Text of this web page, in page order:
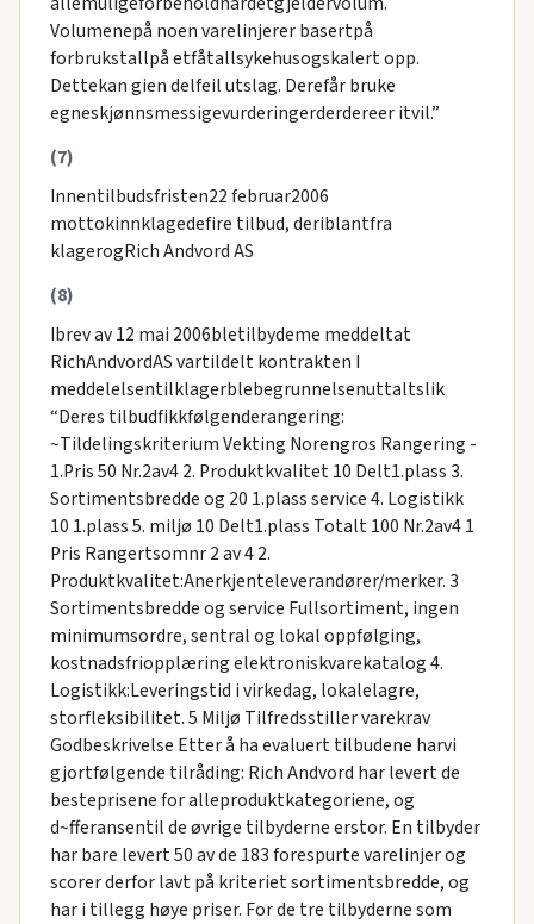
Volumenepå noen varelinjerer basertpå
forbrukstallpå etfåtallsykehusogskalert opp.
Dettekan gien delfeil utslag. Derefår bruke
egneskjønnsmessigevurderingerderdereer itvil.”
(7)
Innentilbudsfristen22 februar2006
mottokinnklagedefire tilbud, deriblantfra
klagerogRich Andvord AS
(8)
Ibrev av 12 mai 2006bletilbydeme meddeltat
RichAndvordAS vartildelt kontrakten I
meddelelsentilklagerblebegrunnelsenuttaltslik
“Deres tilbudfikkfølgenderangering:
~Tildelingskriterium Vekting Norengros Rangering -
1.Pris 50 Nr.2av4 2. Produktkvalitet 10 Delt1.plass 3.
Sortimentsbredde og 20 1.plass service 4. Logistikk
10 1.plass 5. miljø 10 Delt1.plass Totalt 100 Nr.2av4 1
Pris Rangertsomnr 2 av 4 2.
Produktkvalitet:Anerkjenteleverandører/merker. 3
Sortimentsbredde og service Fullsortiment, ingen
minimumsordre, sentral og lokal oppfølging,
kostnadsfriopplæring elektroniskvarekatalog 4.
Logistikk:Leveringstid i virkedag, lokalelagre,
storfleksibilitet. 5 Miljø Tilfredsstiller varekrav
Godbeskrivelse Etter å ha evaluert tilbudene harvi
gjortfølgende tilråding: Rich Andvord har levert de
besteprisene for alleproduktkategoriene, og
d~fferansentil de øvrige tilbyderne erstor. En tilbyder
har bare levert 50 av de 183 forespurte varelinjer og
scorer derfor lavt på kriteriet sortimentsbredde, og
har i tillegg høye priser. For de tre tilbyderne som